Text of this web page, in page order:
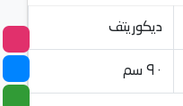
ديكوريتف
٩٠ سم